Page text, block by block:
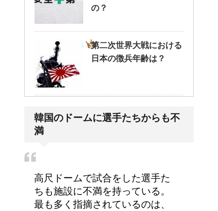
の？
第二次世界大戦における
日本の徴兵年齢は？
が薄い。脱ステロイドで
トイレを我慢しちゃダ
メ！女の子の体への影響
とは
韓国のドームに選手たちからも不
満
高尺ドームで試合をした選手た
ちも施設に不満を持っている。
最も多く指摘されているのは、